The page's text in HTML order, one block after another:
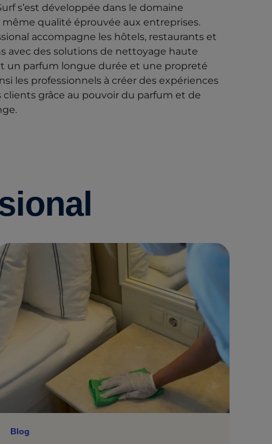
s’est développée dans le domaine
même qualité éprouvée aux entreprises.
accompagne les hôtels, restaurants et
avec des solutions de nettoyage haute
un parfum longue durée et une propreté
les professionnels à créer des expériences
grâce au pouvoir du parfum et de
Blog